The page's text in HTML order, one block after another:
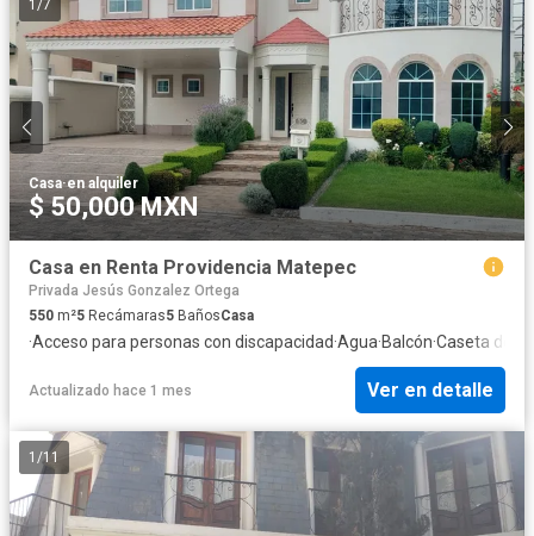
1 /7
Casa·en alquiler
$ 50,000 MXN
Casa en Renta Providencia Matepec
Privada Jesús Gonzalez Ortega
550 m²5 Recámaras5 BañosCasa
·Acceso para personas con discapacidad·Agua·Balcón·Caseta de
Actualizado hace 1 mes Ver en detalle
1 /11